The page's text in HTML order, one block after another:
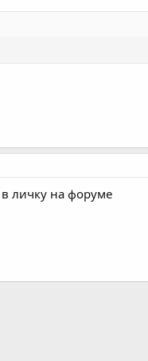
личку на форуме